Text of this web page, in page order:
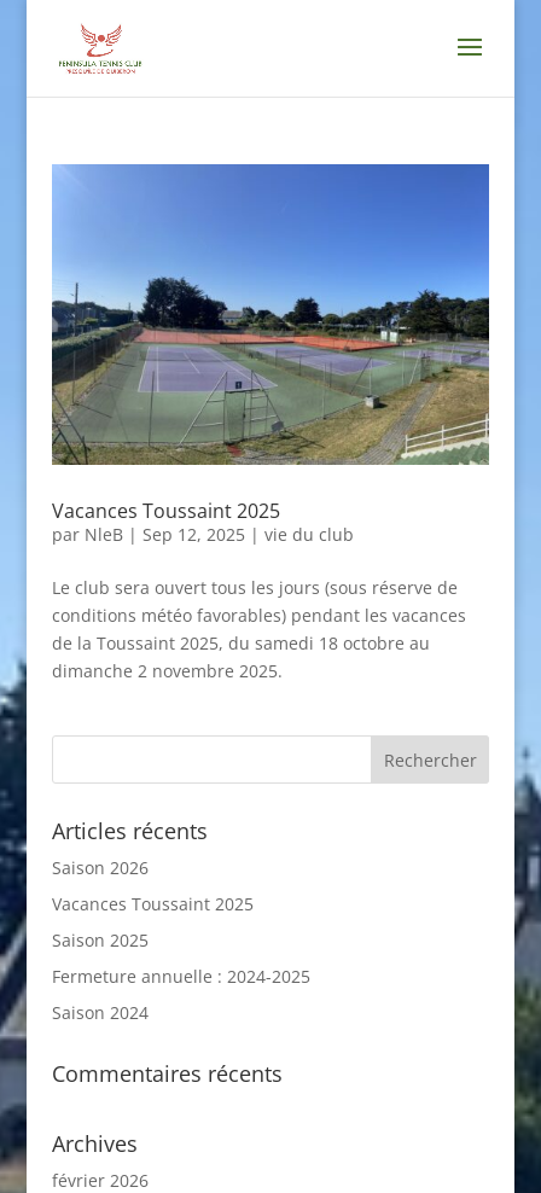
Vacances Toussaint 2025
par NleB| Sep 12, 2025| vie du club
Le club sera ouvert tous les jours (sous réserve de
conditions météo favorables) pendant les vacances
de la Toussaint 2025, du samedi 18 octobre au
dimanche 2 novembre 2025.
Articles récents
Saison 2026
Vacances Toussaint 2025
Saison 2025
Fermeture annuelle : 2024-2025
Saison 2024
Commentaires récents
Archives
février 2026